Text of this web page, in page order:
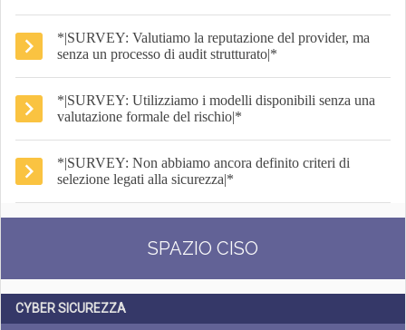
*|SURVEY: Valutiamo la reputazione del provider, ma
senza un processo di audit strutturato|*
*|SURVEY: Utilizziamo i modelli disponibili senza una
valutazione formale del rischio|*
*|SURVEY: Non abbiamo ancora definito criteri di
selezione legati alla sicurezza|*
SPAZIO CISO
CYBER SICUREZZA